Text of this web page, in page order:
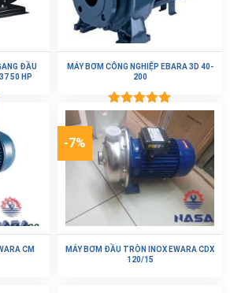
ĐẦU
50 HP
MÁY BƠM CÔNG NGHIỆP EBARA 3D 40-
200
Được xếp
hạng
5.00
5 sao
CM
-7%
MÁY BƠM ĐẦU TRÒN INOX EWARA CDX
120/15